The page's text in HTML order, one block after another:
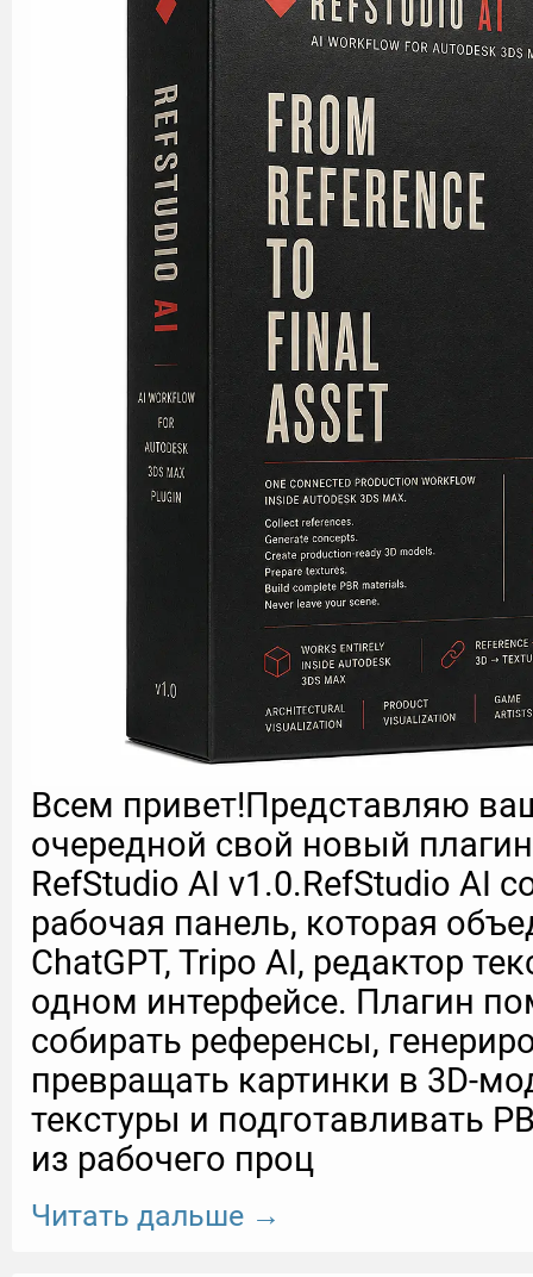
Всем привет!Представляю
очередной свой новый
RefStudio AI v1.0.RefStudio AI
рабочая панель, которая
ChatGPT, Tripo AI, редактор
одном интерфейсе. Плагин
собирать референсы,
превращать картинки в 3D-
текстуры и подготавливать
из рабочего проц
Читать дальше →